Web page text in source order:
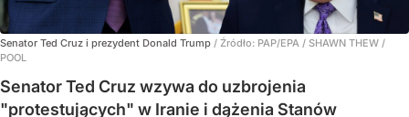
Senator Ted Cruz i prezydent Donald Trump / Źródło: PAP/EPA / SHAWN THEW /
POOL
Senator Ted Cruz wzywa do uzbrojenia
"protestujących" w Iranie i dążenia Stanów